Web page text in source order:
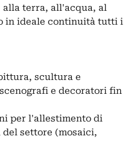
terra, all'acqua, al
in ideale continuità tutti i
scultura e
e decoratori fin
per l'allestimento di
settore (mosaici,